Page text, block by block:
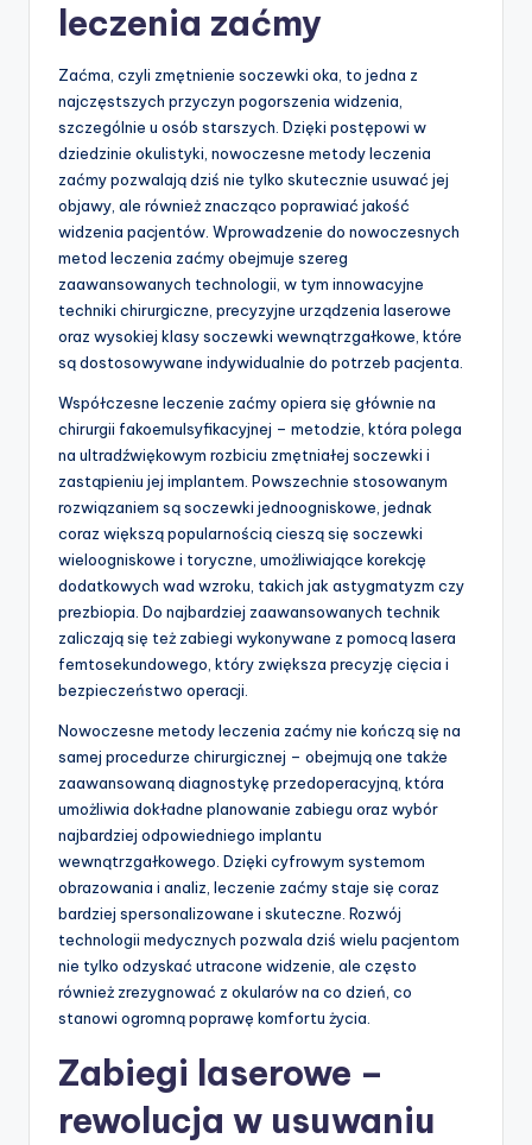
leczenia zaćmy
Zaćma, czyli zmętnienie soczewki oka, to jedna z
najczęstszych przyczyn pogorszenia widzenia,
szczególnie u osób starszych. Dzięki postępowi w
dziedzinie okulistyki, nowoczesne metody leczenia
zaćmy pozwalają dziś nie tylko skutecznie usuwać jej
objawy, ale również znacząco poprawiać jakość
widzenia pacjentów. Wprowadzenie do nowoczesnych
metod leczenia zaćmy obejmuje szereg
zaawansowanych technologii, w tym innowacyjne
techniki chirurgiczne, precyzyjne urządzenia laserowe
oraz wysokiej klasy soczewki wewnątrzgałkowe, które
są dostosowywane indywidualnie do potrzeb pacjenta.
Współczesne leczenie zaćmy opiera się głównie na
chirurgii fakoemulsyfikacyjnej – metodzie, która polega
na ultradźwiękowym rozbiciu zmętniałej soczewki i
zastąpieniu jej implantem. Powszechnie stosowanym
rozwiązaniem są soczewki jednoogniskowe, jednak
coraz większą popularnością cieszą się soczewki
wieloogniskowe i toryczne, umożliwiające korekcję
dodatkowych wad wzroku, takich jak astygmatyzm czy
prezbiopia. Do najbardziej zaawansowanych technik
zaliczają się też zabiegi wykonywane z pomocą lasera
femtosekundowego, który zwiększa precyzję cięcia i
bezpieczeństwo operacji.
Nowoczesne metody leczenia zaćmy nie kończą się na
samej procedurze chirurgicznej – obejmują one także
zaawansowaną diagnostykę przedoperacyjną, która
umożliwia dokładne planowanie zabiegu oraz wybór
najbardziej odpowiedniego implantu
wewnątrzgałkowego. Dzięki cyfrowym systemom
obrazowania i analiz, leczenie zaćmy staje się coraz
bardziej spersonalizowane i skuteczne. Rozwój
technologii medycznych pozwala dziś wielu pacjentom
nie tylko odzyskać utracone widzenie, ale często
również zrezygnować z okularów na co dzień, co
stanowi ogromną poprawę komfortu życia.
Zabiegi laserowe –
rewolucja w usuwaniu